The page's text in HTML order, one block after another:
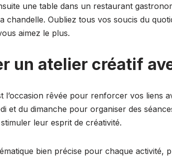
une table dans un restaurant
chandelle. Oubliez tous vos soucis du
aimez le plus.
un atelier créatif
l’occasion rêvée pour renforcer vos liens
et du dimanche pour organiser des
leur esprit de créativité.
bien précise pour chaque activité,